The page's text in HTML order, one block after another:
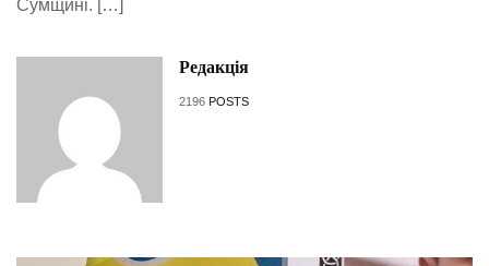
Сумщині. […]
Редакція
2196 POSTS